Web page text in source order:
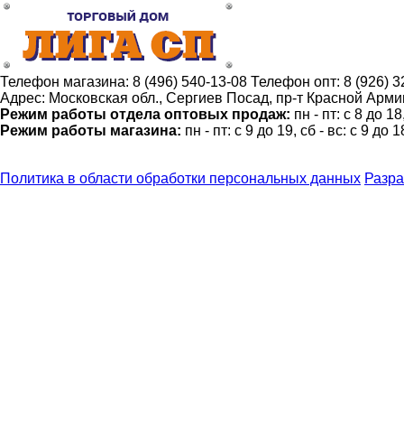
Телефон магазина: 8 (496) 540-13-08 Телефон опт: 8 (926)
Адрес: Московская обл., Сергиев Посад, пр-т Красной
Режим работы отдела оптовых продаж: пн - пт: с 8 до
Режим работы магазина: пн - пт: с 9 до 19, сб - вс: с 9 до
Политика в области обработки персональных данных